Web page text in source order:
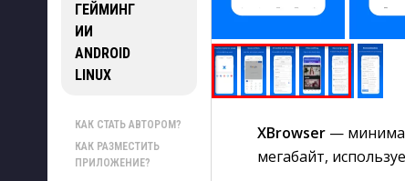
ГЕЙМИНГ
ИИ
ANDROID
LINUX
КАК СТАТЬ АВТОРОМ?
КАК РАЗМЕСТИТЬ
ПРИЛОЖЕНИЕ?
XBrowser —
мегабайт,